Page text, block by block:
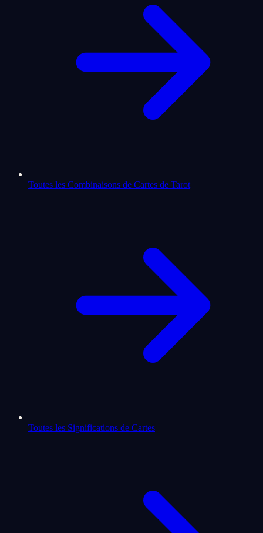
Toutes les Combinaisons de Cartes de Tarot
Toutes les Significations de Cartes